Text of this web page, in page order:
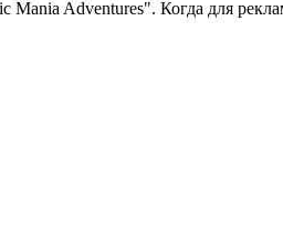
Adventures". Когда для